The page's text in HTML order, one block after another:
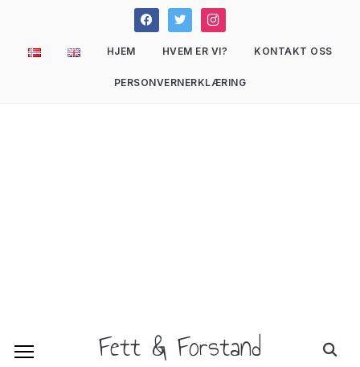
facebooktwitter instagram
HJEM HVEM ER VI? KONTAKT OSS
PERSONVERNERKLÆRING
Fett & Forstand